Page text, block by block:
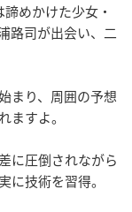
めかけた少女・
路司が出会い、二
まり、周囲の予想
ますよ。
に圧倒されながら
に技術を習得。